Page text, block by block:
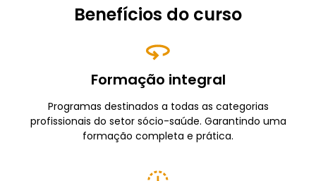
Benefícios do curso
Formação integral
Programas destinados a todas as categorias
profissionais do setor sócio-saúde. Garantindo uma
formação completa e prática.